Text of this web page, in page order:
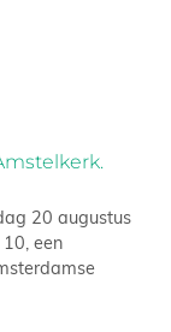
20 augustus
een